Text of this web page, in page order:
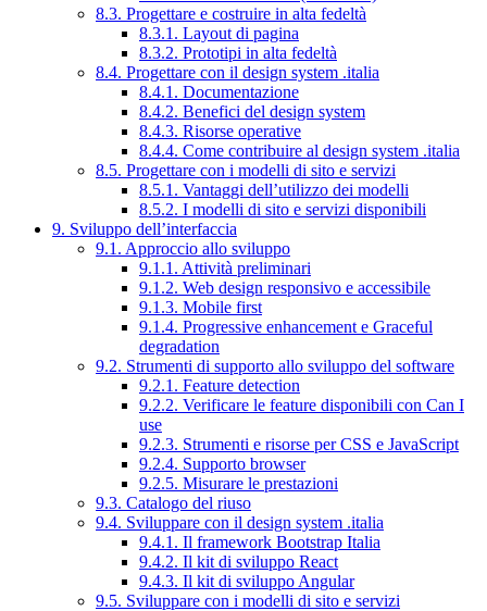
8.3. Progettare e costruire in alta fedeltà
8.3.1. Layout di pagina
8.3.2. Prototipi in alta fedeltà
8.4. Progettare con il design system .italia
8.4.1. Documentazione
8.4.2. Benefici del design system
8.4.3. Risorse operative
8.4.4. Come contribuire al design system .italia
8.5. Progettare con i modelli di sito e servizi
8.5.1. Vantaggi dell’utilizzo dei modelli
8.5.2. I modelli di sito e servizi disponibili
9. Sviluppo dell’interfaccia
9.1. Approccio allo sviluppo
9.1.1. Attività preliminari
9.1.2. Web design responsivo e accessibile
9.1.3. Mobile first
9.1.4. Progressive enhancement e Graceful
degradation
9.2. Strumenti di supporto allo sviluppo del software
9.2.1. Feature detection
9.2.2. Verificare le feature disponibili con Can I
use
9.2.3. Strumenti e risorse per CSS e JavaScript
9.2.4. Supporto browser
9.2.5. Misurare le prestazioni
9.3. Catalogo del riuso
9.4. Sviluppare con il design system .italia
9.4.1. Il framework Bootstrap Italia
9.4.2. Il kit di sviluppo React
9.4.3. Il kit di sviluppo Angular
9.5. Sviluppare con i modelli di sito e servizi